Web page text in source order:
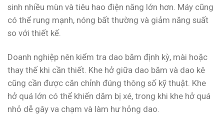
sinh nhiều mùn và tiêu hao điện năng lớn hơn. Máy cũng
có thể rung mạnh, nóng bất thường và giảm năng suất
so với thiết kế.
Doanh nghiệp nên kiểm tra dao băm định kỳ, mài hoặc
thay thế khi cần thiết. Khe hở giữa dao băm và dao kê
cũng cần được căn chỉnh đúng thông số kỹ thuật. Khe
hở quá lớn có thể khiến dăm bị xé, trong khi khe hở quá
nhỏ dễ gây va chạm và làm hư hỏng dao.